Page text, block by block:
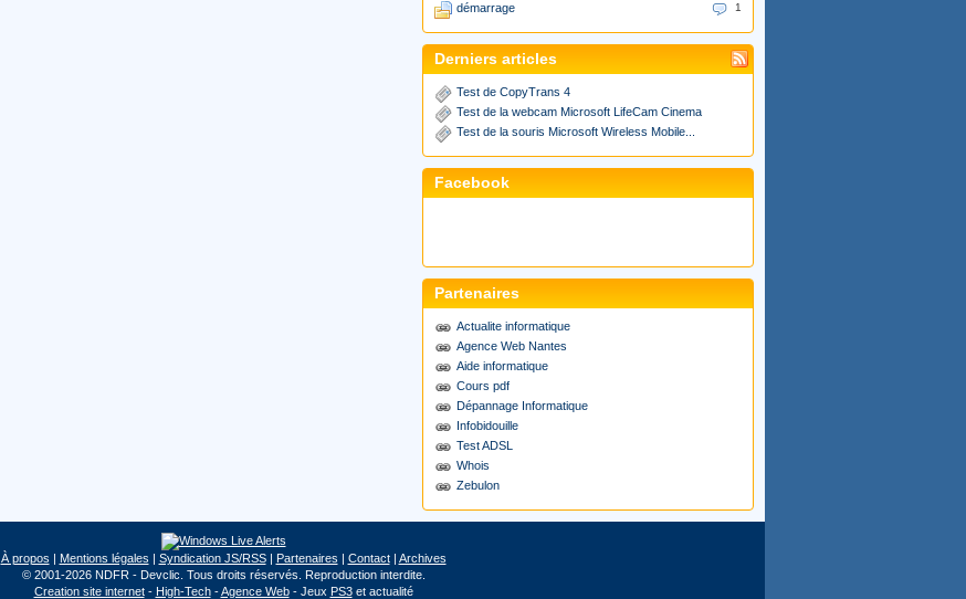
1
démarrage
Derniers articles
Test de CopyTrans 4
Test de la webcam Microsoft LifeCam Cinema
Test de la souris Microsoft Wireless Mobile...
Facebook
Partenaires
Actualite informatique
Agence Web Nantes
Aide informatique
Cours pdf
Dépannage Informatique
Infobidouille
Test ADSL
Whois
Zebulon
À propos | Mentions légales | Syndication JS/RSS| Partenaires | Contact| Archives
© 2001-2026 NDFR - Devclic. Tous droits réservés. Reproduction interdite.
Creation site internet- High-Tech-Agence Web- Jeux PS3et actualité